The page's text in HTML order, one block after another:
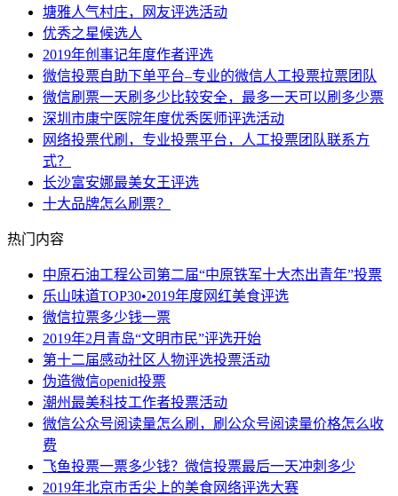
塘雅人气村庄，网友评选活动
优秀之星候选人
2019年创事记年度作者评选
微信投票自助下单平台–专业的微信人工投票拉票团队
微信刷票一天刷多少比较安全，最多一天可以刷多少票
深圳市康宁医院年度优秀医师评选活动
网络投票代刷，专业投票平台，人工投票团队联系方
式？
长沙富安娜最美女王评选
十大品牌怎么刷票？
热门内容
中原石油工程公司第二届“中原铁军十大杰出青年”投票
乐山味道TOP30•2019年度网红美食评选
微信拉票多少钱一票
2019年2月青岛“文明市民”评选开始
第十二届感动社区人物评选投票活动
伪造微信openid投票
潮州最美科技工作者投票活动
微信公众号阅读量怎么刷，刷公众号阅读量价格怎么收
费
飞鱼投票一票多少钱？微信投票最后一天冲刺多少
2019年北京市舌尖上的美食网络评选大赛